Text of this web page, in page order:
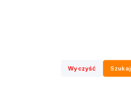
Wyczyść Szukaj